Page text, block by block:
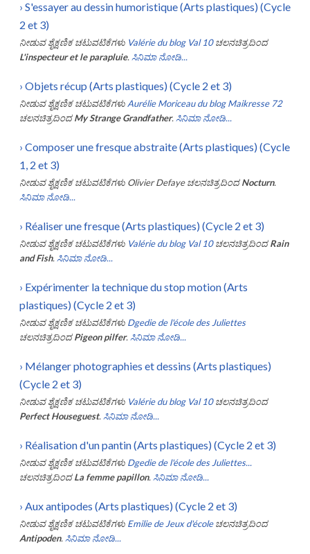
› S'essayer au dessin humoristique (Arts plastiques) (Cycle
2 et 3)
ನೀಡುವ ಶೈಕ್ಷಣಿಕ ಚಟುವಟಿಕೆಗಳು Valérie du blog Val 10 ಚಲನಚಿತ್ರದಿಂದ
L'inspecteur et le parapluie. ಸಿನಿಮಾ ನೋಡಿ...
› Objets récup (Arts plastiques) (Cycle 2 et 3)
ನೀಡುವ ಶೈಕ್ಷಣಿಕ ಚಟುವಟಿಕೆಗಳು Aurélie Moriceau du blog Maikresse 72
ಚಲನಚಿತ್ರದಿಂದ My Strange Grandfather. ಸಿನಿಮಾ ನೋಡಿ...
› Composer une fresque abstraite (Arts plastiques) (Cycle
1, 2 et 3)
ನೀಡುವ ಶೈಕ್ಷಣಿಕ ಚಟುವಟಿಕೆಗಳು Olivier Defaye ಚಲನಚಿತ್ರದಿಂದ Nocturn.
ಸಿನಿಮಾ ನೋಡಿ...
› Réaliser une fresque (Arts plastiques) (Cycle 2 et 3)
ನೀಡುವ ಶೈಕ್ಷಣಿಕ ಚಟುವಟಿಕೆಗಳು Valérie du blog Val 10 ಚಲನಚಿತ್ರದಿಂದ Rain
and Fish. ಸಿನಿಮಾ ನೋಡಿ...
› Expérimenter la technique du stop motion (Arts
plastiques) (Cycle 2 et 3)
ನೀಡುವ ಶೈಕ್ಷಣಿಕ ಚಟುವಟಿಕೆಗಳು Dgedie de l'école des Juliettes
ಚಲನಚಿತ್ರದಿಂದ Pigeon pilfer. ಸಿನಿಮಾ ನೋಡಿ...
› Mélanger photographies et dessins (Arts plastiques)
(Cycle 2 et 3)
ನೀಡುವ ಶೈಕ್ಷಣಿಕ ಚಟುವಟಿಕೆಗಳು Valérie du blog Val 10 ಚಲನಚಿತ್ರದಿಂದ
Perfect Houseguest. ಸಿನಿಮಾ ನೋಡಿ...
› Réalisation d'un pantin (Arts plastiques) (Cycle 2 et 3)
ನೀಡುವ ಶೈಕ್ಷಣಿಕ ಚಟುವಟಿಕೆಗಳು Dgedie de l'école des Juliettes...
ಚಲನಚಿತ್ರದಿಂದ La femme papillon. ಸಿನಿಮಾ ನೋಡಿ...
› Aux antipodes (Arts plastiques) (Cycle 2 et 3)
ನೀಡುವ ಶೈಕ್ಷಣಿಕ ಚಟುವಟಿಕೆಗಳು Emilie de Jeux d'école ಚಲನಚಿತ್ರದಿಂದ
Antipoden. ಸಿನಿಮಾ ನೋಡಿ...